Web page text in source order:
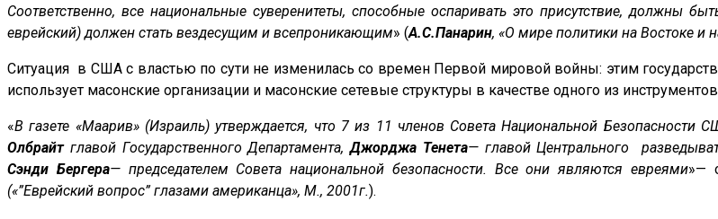
Соответственно, все национальные суверенитеты, способные оспаривать это присутствие, должны
еврейский) должен стать вездесущим и всепроникающим» (А.С.Панарин, «О мире политики на Востоке и
Ситуация в США с властью по сути не изменилась со времен Первой мировой войны: этим
использует масонские организации и масонские сетевые структуры в качестве одного из
«В газете «Маарив» (Израиль) утверждается, что 7 из 11 членов Совета Национальной
Олбрайтглавой Государственного Департамента,Джорджа Тенета— главой Центрального
Сэнди Бергера— председателем Совета национальной безопасности. Все они являются евреями»—
(«”Еврейский вопрос” глазами американца», М., 2001г.).